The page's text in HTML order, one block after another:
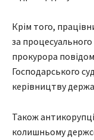
Крім того,
за
прокурора
Господарського
керівництву
Також
колишньому